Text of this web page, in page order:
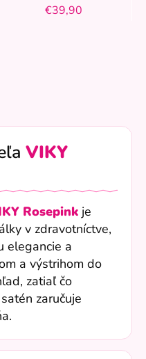
€39,90
VIKY
Rosepink je
v zdravotníctve,
elegancie a
a výstrihom do
zatiaľ čo
zaručuje